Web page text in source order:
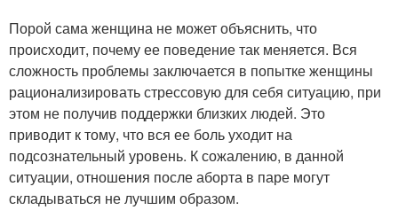
Порой сама женщина не может объяснить, что
происходит, почему ее поведение так меняется. Вся
сложность проблемы заключается в попытке женщины
рационализировать стрессовую для себя ситуацию, при
этом не получив поддержки близких людей. Это
приводит к тому, что вся ее боль уходит на
подсознательный уровень. К сожалению, в данной
ситуации, отношения после аборта в паре могут
складываться не лучшим образом.